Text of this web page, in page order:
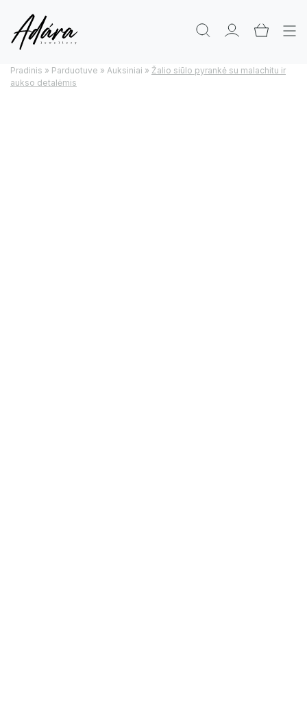
Pradinis » Parduotuve » Auksiniai » Žalio siūlo pyrankė su malachitu ir
aukso detalėmis